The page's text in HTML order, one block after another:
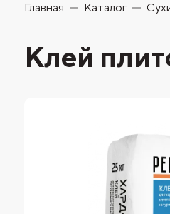
Главная Каталог
Клей